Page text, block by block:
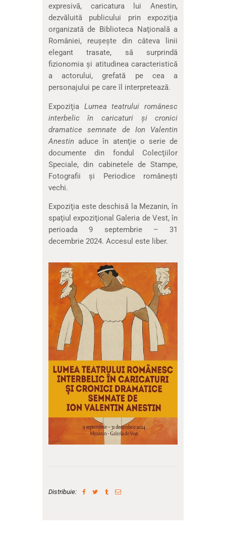
expresivă, caricatura lui Anestin,
dezvăluită publicului prin expoziţia
organizată de Biblioteca Naţională a
României, reuşeşte din câteva linii
elegant trasate, să surprindă
fizionomia şi atitudinea caracteristică
a actorului, grefată pe cea a
personajului pe care îl interpretează.
Expoziţia Lumea teatrului românesc
interbelic în caricaturi şi cronici
dramatice semnate de Ion Valentin
Anestin aduce în atenţie o serie de
documente din fondul Colecţiilor
Speciale, din cabinetele de Stampe,
Fotografii şi Periodice româneşti
vechi.
Expoziţia este deschisă la Mezanin, în
spaţiul expoziţional Galeria de Vest, în
perioada 9 septembrie – 31
decembrie 2024. Accesul este liber.
Distribuie: